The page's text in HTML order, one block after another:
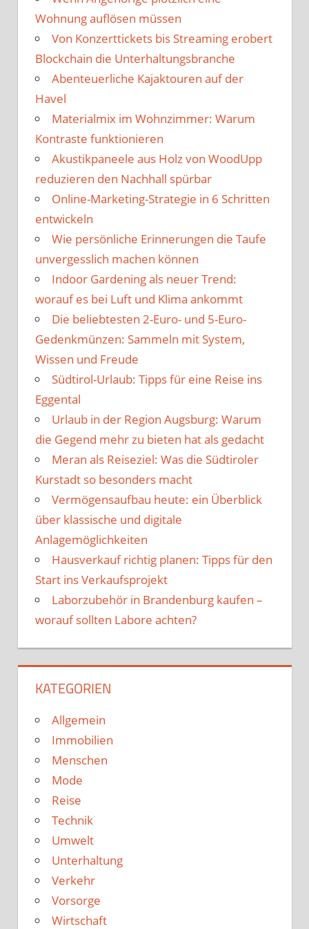
Wohnung auflösen müssen
Von Konzerttickets bis Streaming erobert
Blockchain die Unterhaltungsbranche
Abenteuerliche Kajaktouren auf der
Havel
Materialmix im Wohnzimmer: Warum
Kontraste funktionieren
Akustikpaneele aus Holz von WoodUpp
reduzieren den Nachhall spürbar
Online-Marketing-Strategie in 6 Schritten
entwickeln
Wie persönliche Erinnerungen die Taufe
unvergesslich machen können
Indoor Gardening als neuer Trend:
worauf es bei Luft und Klima ankommt
Die beliebtesten 2-Euro- und 5-Euro-
Gedenkmünzen: Sammeln mit System,
Wissen und Freude
Südtirol-Urlaub: Tipps für eine Reise ins
Eggental
Urlaub in der Region Augsburg: Warum
die Gegend mehr zu bieten hat als gedacht
Meran als Reiseziel: Was die Südtiroler
Kurstadt so besonders macht
Vermögensaufbau heute: ein Überblick
über klassische und digitale
Anlagemöglichkeiten
Hausverkauf richtig planen: Tipps für den
Start ins Verkaufsprojekt
Laborzubehör in Brandenburg kaufen –
worauf sollten Labore achten?
KATEGORIEN
Allgemein
Immobilien
Menschen
Mode
Reise
Technik
Umwelt
Unterhaltung
Verkehr
Vorsorge
Wirtschaft